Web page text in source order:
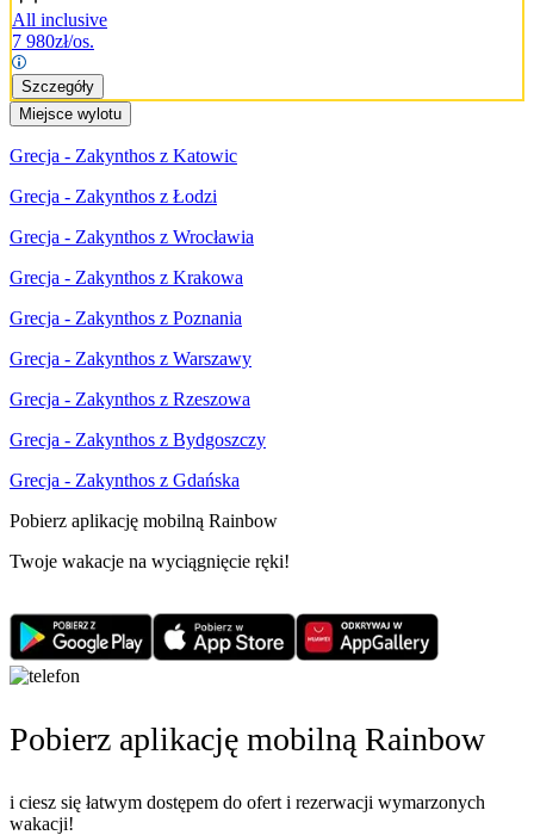
All inclusive
7 980zł/os.
Szczegóły
Miejsce wylotu
Grecja - Zakynthos z Katowic
Grecja - Zakynthos z Łodzi
Grecja - Zakynthos z Wrocławia
Grecja - Zakynthos z Krakowa
Grecja - Zakynthos z Poznania
Grecja - Zakynthos z Warszawy
Grecja - Zakynthos z Rzeszowa
Grecja - Zakynthos z Bydgoszczy
Grecja - Zakynthos z Gdańska
Pobierz aplikację mobilną Rainbow
Twoje wakacje na wyciągnięcie ręki!
Pobierz aplikację mobilną Rainbow
i ciesz się łatwym dostępem do ofert i rezerwacji wymarzonych
wakacji!